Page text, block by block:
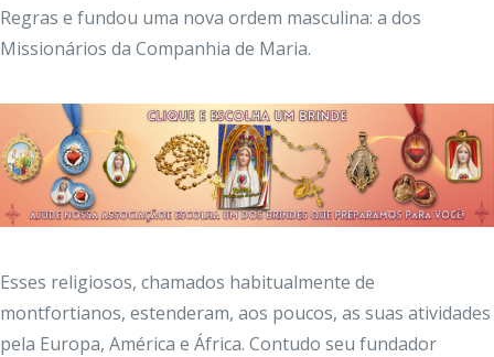
Regras e fundou uma nova ordem masculina: a dos
Missionários da Companhia de Maria.
Esses religiosos, chamados habitualmente de
montfortianos, estenderam, aos poucos, as suas atividades
pela Europa, América e África. Contudo seu fundador